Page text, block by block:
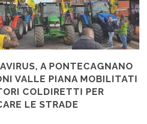
A PONTECAGNANO
VALLE PIANA MOBILITATI
COLDIRETTI PER
LE STRADE